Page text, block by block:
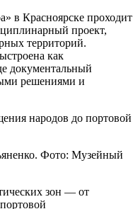
в Красноярске проходит
проект,
территорий.
как
документальный
решениями и
Фото: Музейный
зон — от